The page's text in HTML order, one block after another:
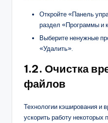
Откройте «Панель
раздел «Программы и
Выберите ненужные
«Удалить».
1.2. Очистка
файлов
Технологии кэширования
ускорить работу некоторых